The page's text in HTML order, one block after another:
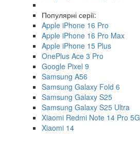
Популярні серії:
Apple iPhone 16 Pro
Apple iPhone 16 Pro Max
Apple iPhone 15 Plus
OnePlus Ace 3 Pro
Google Pixel 9
Samsung A56
Samsung Galaxy Fold 6
Samsung Galaxy S25
Samsung Galaxy S25 Ultra
Xiaomi Redmi Note 14 Pro 5G
Xiaomi 14